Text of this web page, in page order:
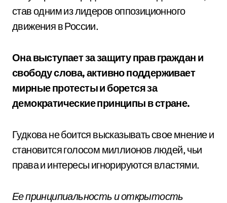
став одним из лидеров оппозиционного
движения в России.
Она выступает за защиту прав граждан и
свободу слова, активно поддерживает
мирные протесты и борется за
демократические принципы в стране.
Гудкова не боится высказывать свое мнение и
становится голосом миллионов людей, чьи
права и интересы игнорируются властями.
Ее принципиальность и открытость